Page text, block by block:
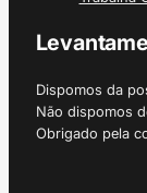
Dispomos da
Não dispomos
Obrigado pela